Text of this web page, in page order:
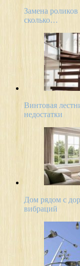
Замена
сколько…
Винтовая
недостатки
Дом рядом с
вибраций